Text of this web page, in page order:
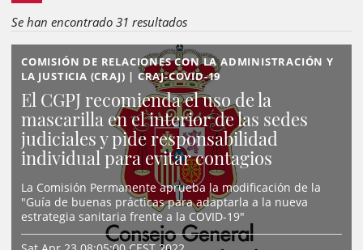
Se han encontrado 31 resultados
COMISIÓN DE RELACIONES CON LA ADMINISTRACIÓN Y
LA JUSTICIA (CRAJ) | CRAJ-COVID-19
El CGPJ recomienda el uso de la
mascarilla en el interior de las sedes
judiciales y pide responsabilidad
individual para evitar contagios
La Comisión Permanente aprueba la modificación de la
"Guía de buenas prácticas para adaptarla a la nueva
estrategia sanitaria frente a la COVID-19"